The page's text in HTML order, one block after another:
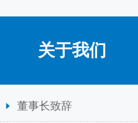
关于我们
董事长致辞